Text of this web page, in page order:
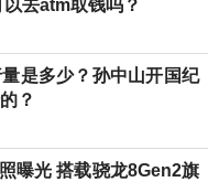
去atm取钱吗？
是多少？孙中山开国纪
？
曝光 搭载骁龙8Gen2旗